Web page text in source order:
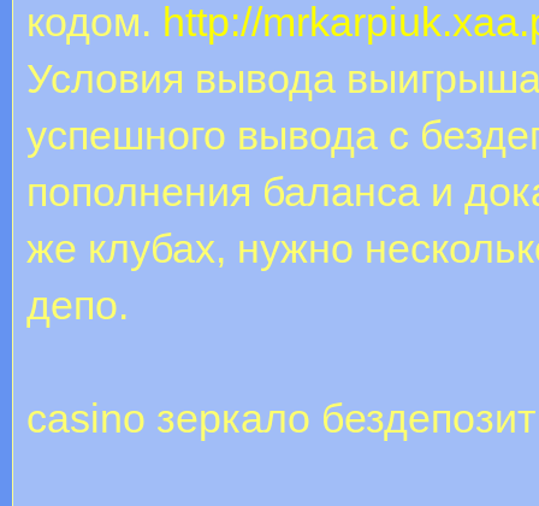
кодом. http://
Условия вывода
успешного вывода с
пополнения баланса и
же клубах, нужно
депо.
casino зеркало